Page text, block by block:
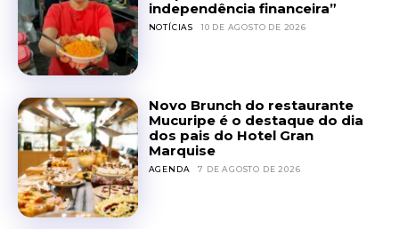
independência financeira”
NOTÍCIAS 10 DE AGOSTO DE 2026
Novo Brunch do restaurante
Mucuripe é o destaque do dia
dos pais do Hotel Gran
Marquise
AGENDA 7 DE AGOSTO DE 2026